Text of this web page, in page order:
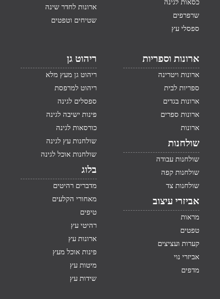
כסאות לגינה
שרפרפים
ספסלי עץ
ארונות לחדר שינה
שטיחים וטפטים
ארונות וספריות
ארונות ויטרינה
ספריות לבית
ארונות בגדים
ארונות ספרים
ארונות
שולחנות
שולחנות עבודה
שולחנות קפה
שולחנות צד
אביזרי עיצוב
מראות
טפטים
קערות ועציצים
אביזרי נוי
מדפים
ריהוט גן
ריהוט גן מעץ מלא
ריהוט למרפסת
ספסלים לגינה
פינות ישיבה לגינה
כורסאות לגינה
שולחנות עץ לגינה
שולחנות אוכל לגינה
בלוג
מדברים רהיטים
מאחורי הקלעים
טיפים
רהיטי עץ
ארונות עץ
פינות אוכל מעץ
מיטות עץ
שידות עץ